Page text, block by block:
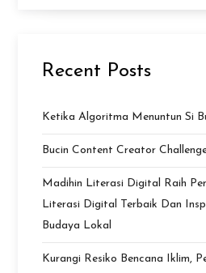
Recent Posts
Ketika Algoritma Menuntun Si
Bucin Content Creator
Madihin Literasi Digital Raih
Literasi Digital Terbaik Dan
Budaya Lokal
Kurangi Resiko Bencana Iklim,